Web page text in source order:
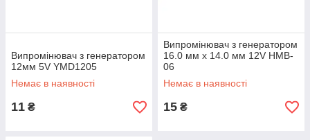
Випромінювач з генератором
12мм 5V YMD1205
Немає в наявності
11 ₴
Випромінювач з генератором
16.0 мм х 14.0 мм 12V HMB-
06
Немає в наявності
15 ₴